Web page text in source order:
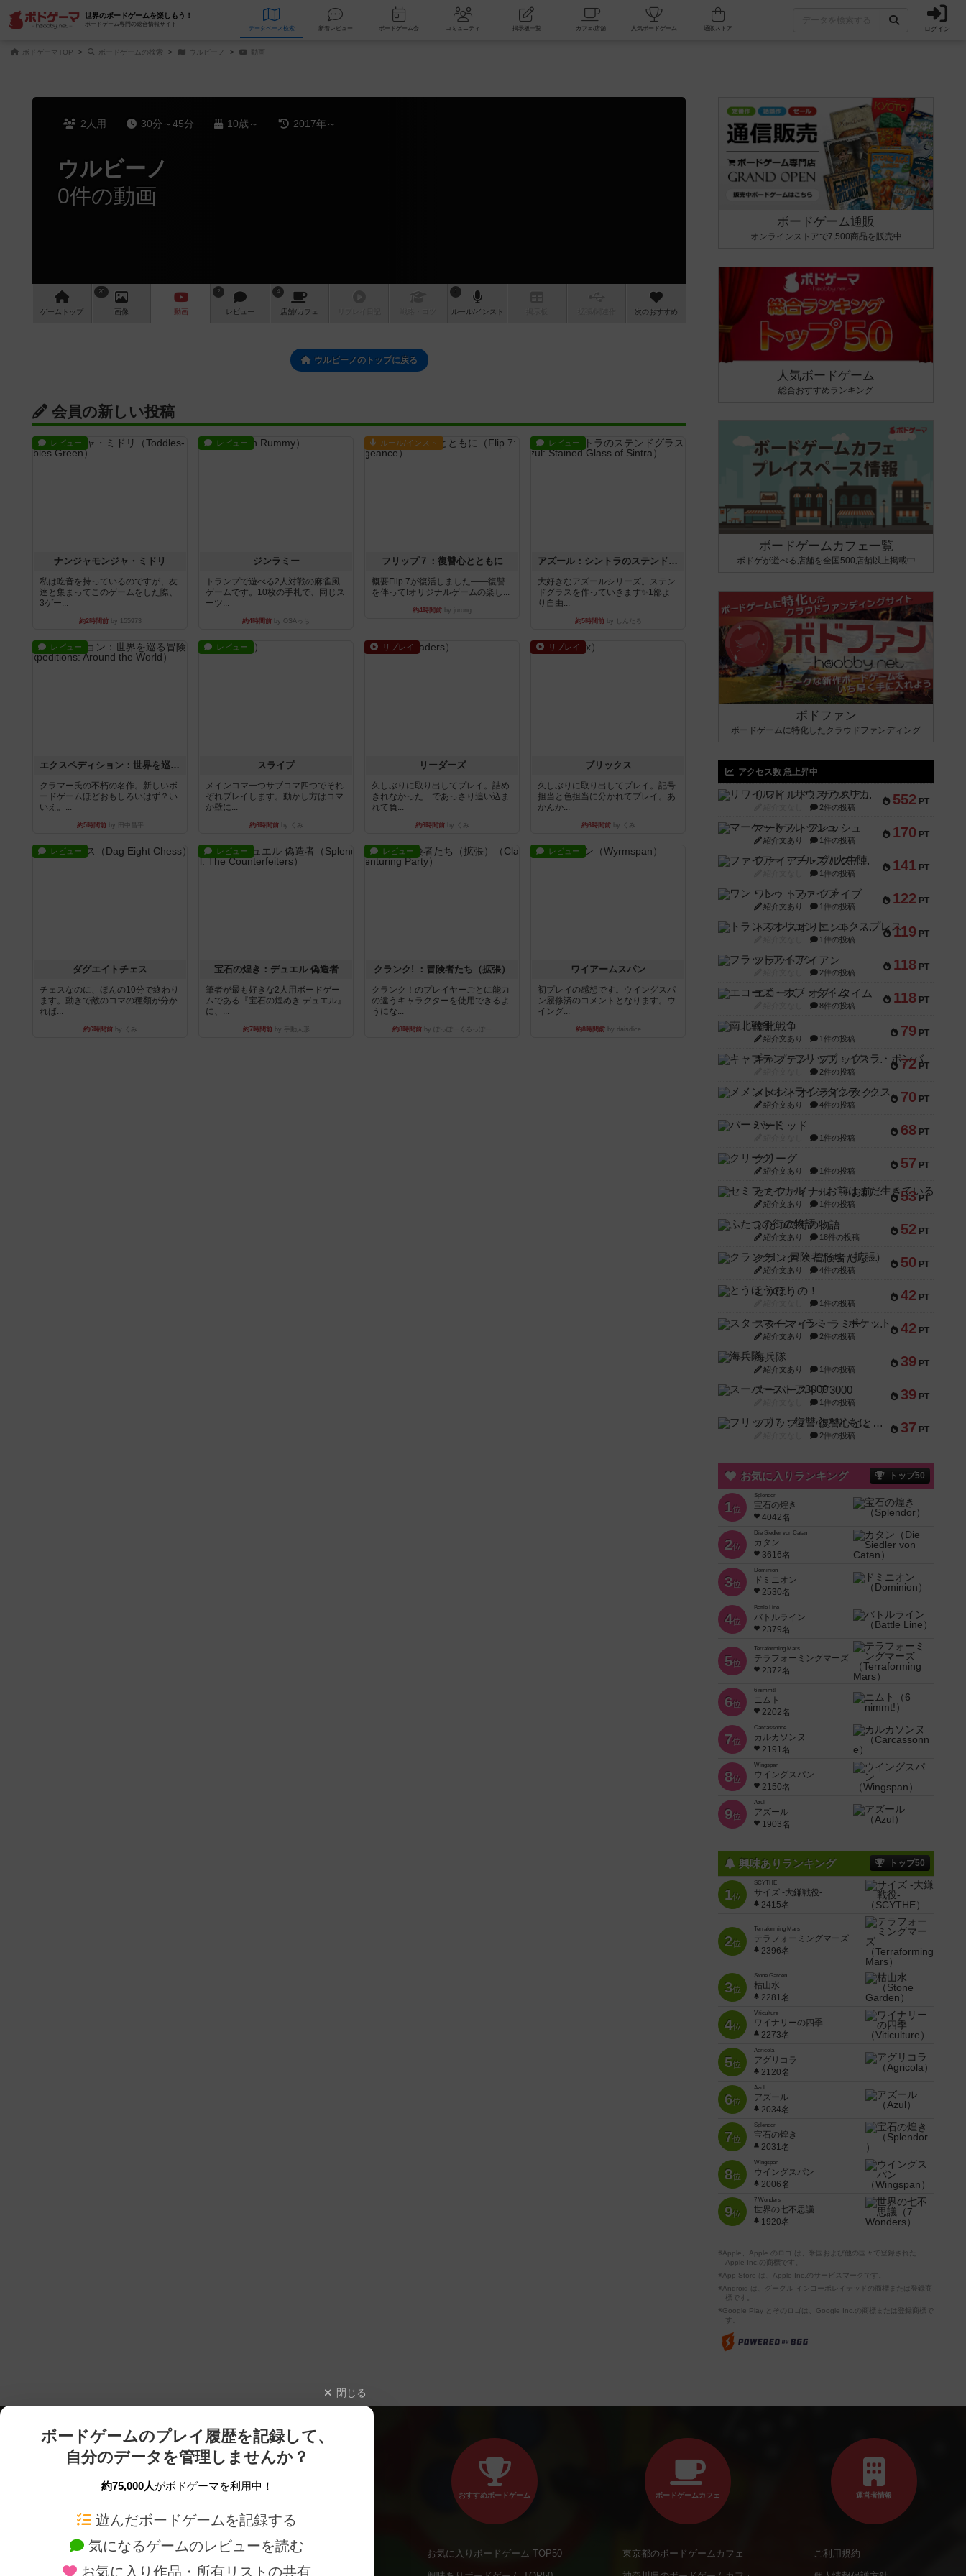
世界のボードゲームを楽しもう！
ボードゲーム専門の総合情報サイト
データベース 検索 新着レビュー ボードゲーム会 コミュニティ 掲示板一覧 カフェ/店舗 人気ボードゲーム ログイン
ボドゲーマTOP ボードゲームの検索 ウルビーノ 動画
2人用 30分～45分 10歳～ 2017年～
ウルビーノ
0件の動画
ゲーム トップ
20
画像 動画
2
レビュー
4
店舗/カフェ
1
ルール/インスト 次のおすすめ
ウルビーノのトップに戻る
会員の新しい投稿
レビュー
ナンジャモンジャ・ミドリ
私は吃音を持っているのですが、友
達と集まってこのゲームをした際、
3ゲー...
約2時間前by 155973
レビュー
ジンラミー
トランプで遊べる2人対戦の麻雀風
ゲームです。10枚の手札で、同じス
ーツ...
約4時間前 by OSAっち
ルール/インスト
フリップ７：復讐心とともに
概要Flip 7が復活しました――復讐
を伴って!オリジナルゲームの楽し...
約4時間前 by jurong
レビュー
アズール：シントラのステンドグラス
大好きなアズールシリーズ。ステン
ドグラスを作っていきます✨1部よ
り自由...
約5時間前by しんたろ
レビュー
エクスペディション：世界を巡る冒険
クラマー氏の不朽の名作。新しいボ
ードゲームほどおもしろいはず？い
いえ。...
約5時間前by 田中昌平
レビュー
スライプ
メインコマ一つサブコマ四つでそれ
ぞれプレイします。動かし方はコマ
か壁に...
約6時間前by くみ
リプレイ
リーダーズ
久しぶりに取り出してプレイ。詰め
きれなかった…であっさり追い込ま
れて負...
約6時間前by くみ
リプレイ
ブリックス
久しぶりに取り出してプレイ。記号
担当と色担当に分かれてプレイ。あ
かんか...
約6時間前by くみ
レビュー
ダグエイトチェス
チェスなのに、ほんの10分で終わり
ます。動きで敵のコマの種類が分か
れば...
約6時間前by くみ
レビュー
宝石の煌き：デュエル 偽造者
筆者が最も好きな2人用ボードゲー
ムである『宝石の煌めき デュエル』
に、...
約7時間前by 手動人形
レビュー
クランク! ：冒険者たち（拡張）
クランク！のプレイヤーごとに能力
の違うキャラクターを使用できるよ
うにな...
約8時間前 by ぽっぽーくるっぽー
レビュー
ワイアームスパン
初プレイの感想です。ウイングスパ
ン履修済のコメントとなります。ウ
イング...
約8時間前by daisdice
ボードゲーム通販
オンラインストアで7,500商品を販売中
人気ボードゲーム
総合おすすめランキング
ボードゲームカフェ一覧
ボドゲが遊べる店舗を全国500店舗以上掲載中
ボドファン
ボードゲームに特化したクラウドファンディング
アクセス数 急上昇中
552 PT
リワイルド：サウスアメリカ
2件の投稿
170 PT
マーケットフレッシュ
紹介文あり 1件の投稿
141 PT
ファイアー・ブルズ / 火牛陣
1件の投稿
122 PT
ワン・トゥ・ファイブ
紹介文あり 1件の投稿
119 PT
トランスオリエント・エクスプレス
1件の投稿
118 PT
フラットアイアン
2件の投稿
118 PT
エコーズ・オブ・タイム
8件の投稿
79 PT
南北戦争
紹介文あり 1件の投稿
72 PT
キャプテン・フリップ：イスラ・ボンバ
2件の投稿
70 PT
メメントオンラインタクティクス
紹介文あり 4件の投稿
68 PT
パーミッド
1件の投稿
57 PT
クリーグ
紹介文あり 1件の投稿
53 PT
セミファイナル ～お前はまだ生きている～
紹介文あり 1件の投稿
52 PT
ふたつの街の物語
紹介文あり 18件の投稿
50 PT
クランク! ：冒険者たち（拡張）
紹介文あり 4件の投稿
42 PT
とうほうの！
1件の投稿
42 PT
スターマイン・ラミー ポケット
紹介文あり 2件の投稿
39 PT
海兵隊
紹介文あり 1件の投稿
39 PT
スーパーストア3000
1件の投稿
37 PT
フリップ７：復讐心とともに
2件の投稿
お気に入りランキング トップ50
1位
Splendor
宝石の煌き
4042名
2位
Die Siedler von Catan
カタン
3616名
3位
Dominion
ドミニオン
2530名
4位
Battle Line
バトルライン
2379名
5位
Terraforming Mars
テラフォーミングマーズ
2372名
6位
6 nimmt!
ニムト
2202名
7位
Carcassonne
カルカソンヌ
2191名
8位
Wingspan
ウイングスパン
2150名
9位
Azul
アズール
1903名
興味ありランキング トップ50
1位
SCYTHE
サイズ -大鎌戦役-
2415名
2位
Terraforming Mars
テラフォーミングマーズ
2396名
3位
Stone Garden
枯山水
2281名
4位
Viticulture
ワイナリーの四季
2273名
5位
Agricola
アグリコラ
2120名
6位
Azul
アズール
2034名
7位
Splendor
宝石の煌き
2031名
8位
Wingspan
ウイングスパン
2006名
9位
7 Wonders
世界の七不思議
1920名
※Apple、Apple のロゴ は、米国および他の国々で登録された
Apple Inc.の商標です。
※App Store は、Apple Inc.のサービスマークです。
※Android は、グーグル インコーポレイテッドの商標または登録商
標です。
※Google Play とそのロゴは、Google Inc.の商標または登録商標で
す。
閉じる
ボードゲームのプレイ履歴を記録して、
自分のデータを管理しませんか？
約75,000人がボドゲーマを利用中！
遊んだボードゲームを記録する
気になるゲームのレビューを読む
お気に入り作品・所有リストの共有
ボードゲームを検索する 新作・再入荷情報
おすすめボードゲーム
お気に入りボードゲーム TOP50
ボードゲームカフェ
東京都のボードゲームカフェ
運営者情報
ご利用規約